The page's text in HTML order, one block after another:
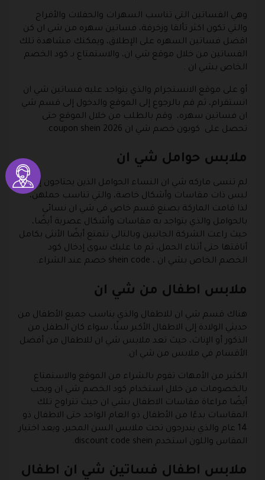
وهي الفساتين التي تناسب السهرات والحفلات والأفراح
والتي تكون اكثر تألقا وزخرفة، فساتين سهره من شي ان كن
اقضل فساتين السهره على الإطلاق، ويمكنك مشاهدة تلك
الفساتين من خلال موقع شي ان، والاستمتاع بـ كود الخصم
الخاص بشي ان .
أو على موقع الانستجرام والذي يتواجد عليه فساتين شي ان
انستقرام، ثم قم بالرجوع إلى الموقع والدخول إلى قسم شي
ان فساتين سهره، وقم بالطلب من خلال الموقع حتى
تحصل على كوبون خصم شي ان 2026 coupon shein.
ملابس حوامل شي ان
لم تنسى ماركه شي ان النساء الحوامل الذين يحتاجون إلى
لبس ذات مقاسات وأشكال خاصة، والتي تناسب حملهن،
لذا قامت الماركة بصنع قسم خاص في شي ان نسائي
بالحوامل والذي يتواجد به مقاسات وأشكال عصرية أيضًا،
حيث راعت الشركة الجانبين وبالتالي تتمتع أيضًا الأنثى بكامل
أناقتها حتى أثناء الحمل، ثم ما عليك سوى إدخال كود
الخصم الخاص بشي ان ، shein code خصم عند الشراء.
ملابس اطفال من شي ان
هناك قسم شي ان للاطفال والذي يناسب جميع الأطفال من
حديثي الولادة إلى الاطفال الأكبر سنًا، سواء كان الطفل من
الذكور أو الإناث، حيث تعد ملابس شي ان للاطفال من أفضل
الأقسام في ملابس من شي ان.
الكثير من الأمهات تقوم بالشراء من الموقع والاستمتاع
بالخصومات من خلال استخدام كود الخصم شي ان ويحب
أيضًا مراعاة مقاسات الاطفال بشي ان حيث تتراوح تلك
المقاسات بدءًا من الأطفال ذو العام الواحد حتى الاطفال ذو
14 عام والذي يندرجون تحت ملابس السن المحير، ويعد اختيار
المقاس واللون استخدم discount code shein.
ملابس اطفال فساتين شي ان اطفال